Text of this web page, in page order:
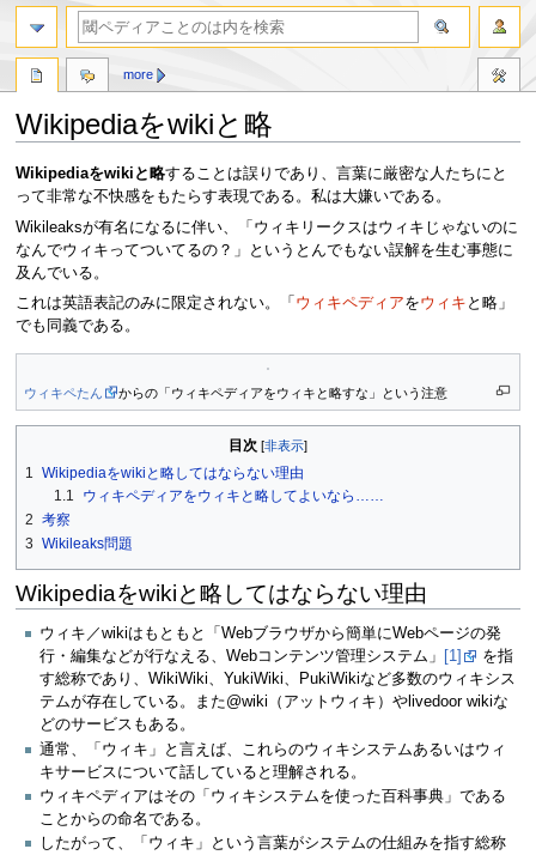
Wikipediaをwikiと略
ナ
ビ
ゲ
ー
シ
ン
に
移
検
索
に
移
動
Wikipediaをwikiと略することは誤りであり、言葉に厳密な人たちにと
って非常な不快感をもたらす表現である。私は大嫌いである。
Wikileaksが有名になるに伴い、「ウィキリークスはウィキじゃないのに
なんでウィキってついてるの？」というとんでもない誤解を生む事態に
及んでいる。
これは英語表記のみに限定されない。「 ウィキペディアをウィキ と略」
でも同義である。
ウィキペたん からの「ウィキペディアをウィキと略すな」という注意
目次
1 Wikipediaをwikiと略してはならない理由
1.1
ウィキペディアをウィキと略してよいなら……
2 考察
3 Wikileaks問題
Wikipediaをwikiと略してはならない理由
ウィキ／wikiはもともと「Webブラウザから簡単にWebページの発
行・編集などが行なえる、Webコンテンツ管理システム」
[1]
を指
す総称であり、WikiWiki、YukiWiki、PukiWikiなど多数のウィキシス
テムが存在している。また@wiki（アットウィキ）やlivedoor wikiな
どのサービスもある。
通常、「ウィキ」と言えば、これらのウィキシステムあるいはウィ
キサービスについて話していると理解される。
ウィキペディアはその「ウィキシステムを使った百科事典」である
ことからの命名である。
したがって、「ウィキ」という言葉がシステムの仕組みを指す総称
more